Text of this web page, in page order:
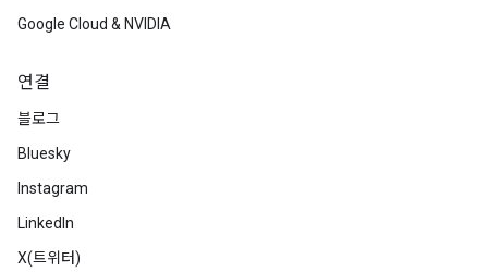
Google Cloud & NVIDIA
연결
블로그
Bluesky
Instagram
LinkedIn
X(트위터)